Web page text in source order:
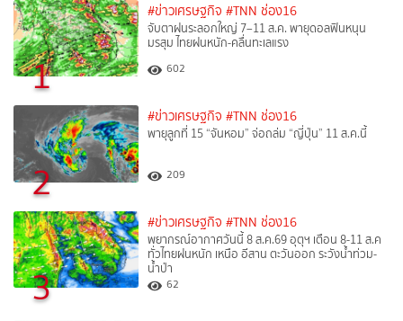
1
#ข่าวเศรษฐกิจ #TNN ช่อง16
จับตาฝนระลอกใหญ่ 7–11 ส.ค. พายุดอลฟินหนุน
มรสุม ไทยฝนหนัก-คลื่นทะเลแรง
602
2
#ข่าวเศรษฐกิจ #TNN ช่อง16
พายุลูกที่ 15 “จันหอม” จ่อถล่ม “ญี่ปุ่น” 11 ส.ค.นี้
209
3
#ข่าวเศรษฐกิจ #TNN ช่อง16
พยากรณ์อากาศวันนี้ 8 ส.ค.69 อุตุฯ เตือน 8-11 ส.ค
ทั่วไทยฝนหนัก เหนือ อีสาน ตะวันออก ระวังน้ำท่วม-
น้ำป่า
62